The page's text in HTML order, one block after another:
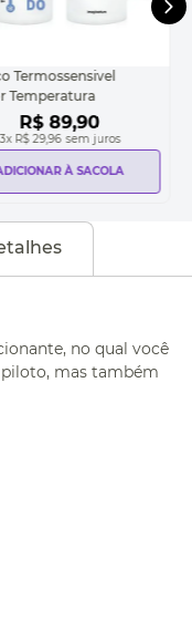
Termossensivel
Temperatura
R$ 89,90
3x R$ 29,96 sem juros
À SACOLA
no qual você
mas também